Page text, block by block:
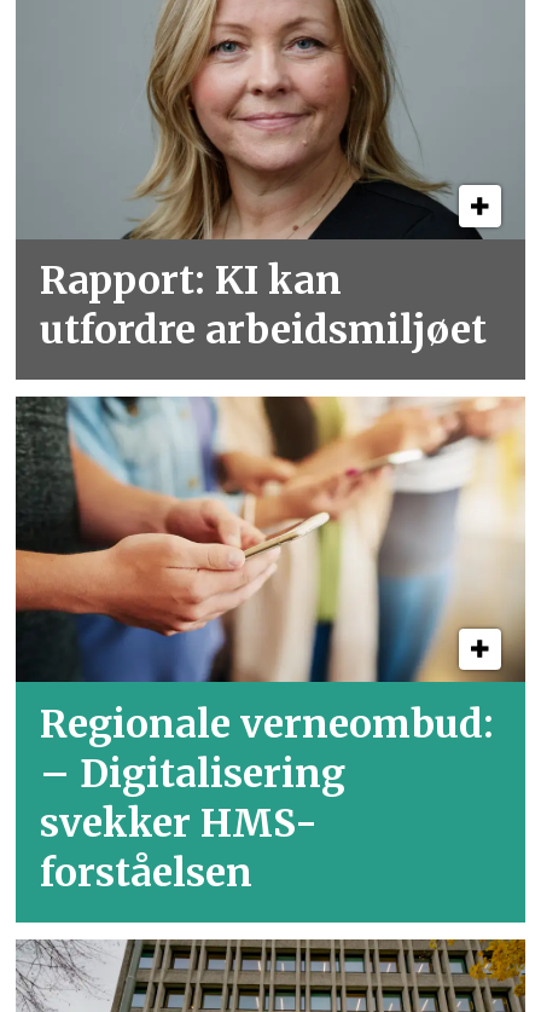
Rapport: KI kan
utfordre arbeidsmiljøet
Regionale verneombud:
– Digitalisering
svekker HMS-
forståelsen